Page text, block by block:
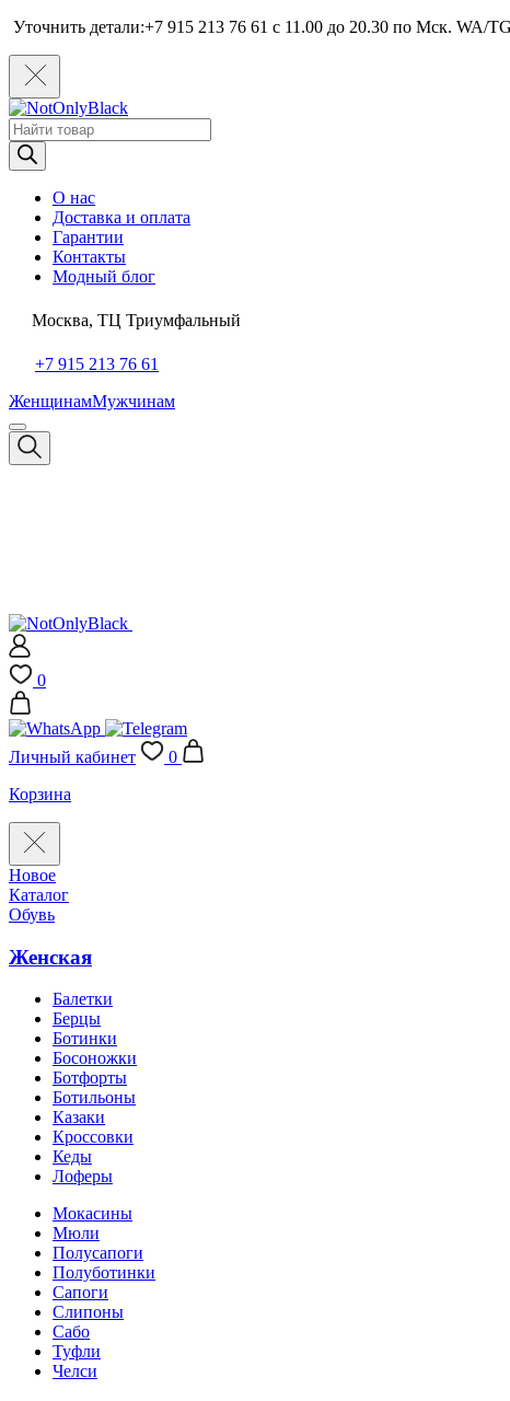
Уточнить детали:+7 915 213 76 61 c 11.00 до 20.30 по Мcк. WA/
Поиск
товаров
О нас
Доставка и оплата
Гарантии
Контакты
Модный блог
Москва, ТЦ Триумфальный
+7 915 213 76 61
ЖенщинамМужчинам
0
Личный кабинет
0
Корзина
Новое
Каталог
Обувь
Женская
Балетки
Берцы
Ботинки
Босоножки
Ботфорты
Ботильоны
Казаки
Кроссовки
Кеды
Лоферы
Мокасины
Мюли
Полусапоги
Полуботинки
Сапоги
Слипоны
Сабо
Туфли
Челси